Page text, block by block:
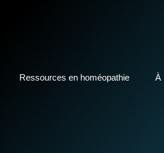
Ressources en homéopathie À